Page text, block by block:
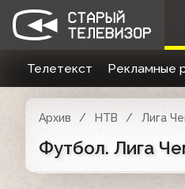
Телетекст Рекламные
Архив НТВ Лига
Футбол. Лига